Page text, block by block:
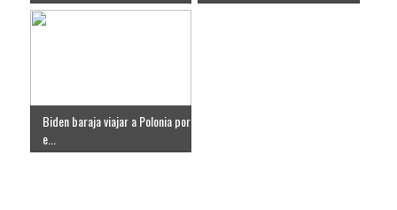
Biden baraja viajar a Polonia por
e...